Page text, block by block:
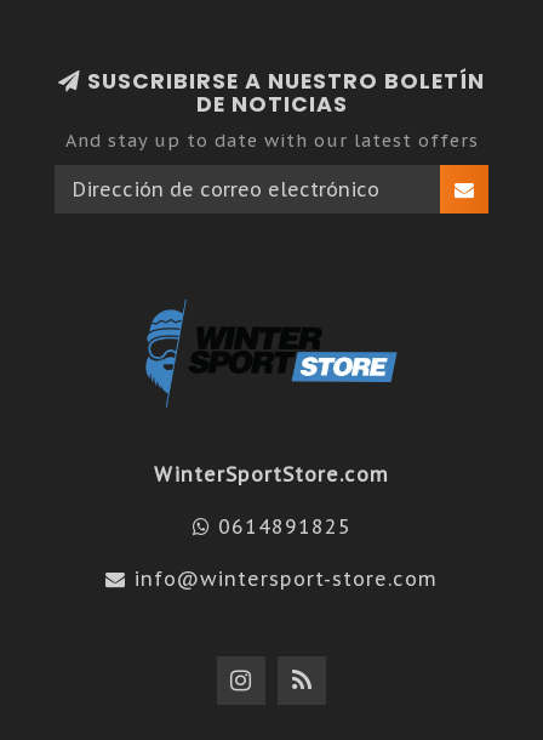
SUSCRIBIRSE A NUESTRO BOLETÍN
DE NOTICIAS
And stay up to date with our latest offers
WinterSportStore.com
0614891825
info@wintersport-store.com